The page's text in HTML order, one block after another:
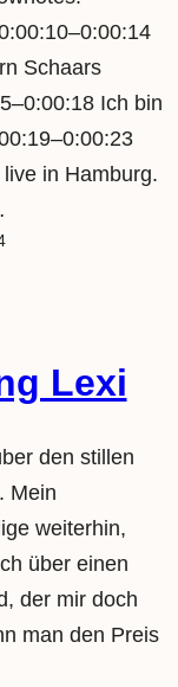
Schaars
Ich bin
in Hamburg.
Lexi
den stillen
Mein
weiterhin,
über einen
der mir doch
man den Preis